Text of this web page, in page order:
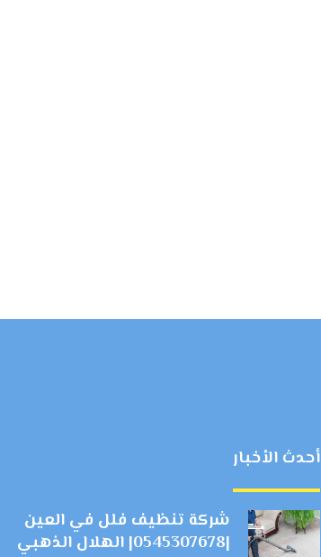
أحدث الأخبار
شركة تنظيف فلل في العين
|0545307678| الهلال الذهبي